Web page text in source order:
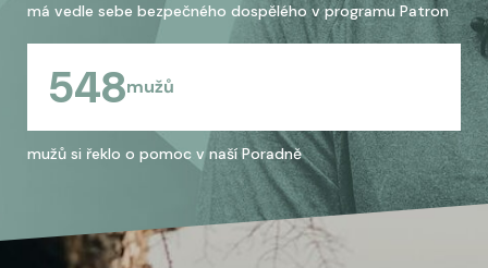
má vedle sebe bezpečného dospělého v programu Patron
548mužů
mužů si řeklo o pomoc v naší Poradně